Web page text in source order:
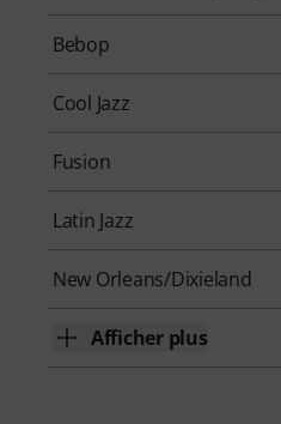
Bebop
Cool Jazz
Fusion
Latin Jazz
New Orleans/Dixieland
Afficher plus